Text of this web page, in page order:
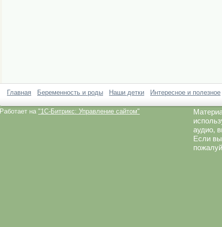
Главная Беременность и роды Наши детки Интересное и полезное
Работает на "1C-Битрикс: Управление сайтом"
аудио,
Если вы